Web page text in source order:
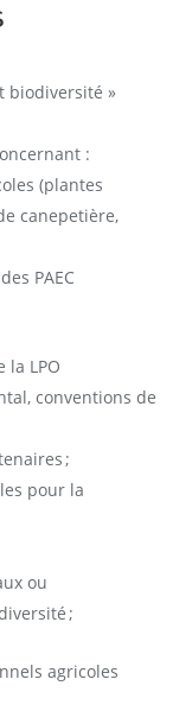
biodiversité »
:
(plantes
canepetière,
PAEC
la LPO
conventions de
;
pour la
ou
;
agricoles